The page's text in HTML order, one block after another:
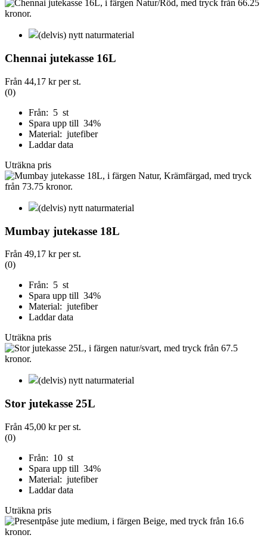
(delvis) nytt naturmaterial
Chennai jutekasse 16L
Från 44,17 krper st.
(0)
Från: 5 st
Spara upp till 34%
Material: jutefiber
Laddar data
Uträkna pris
(delvis) nytt naturmaterial
Mumbay jutekasse 18L
Från 49,17 krper st.
(0)
Från: 5 st
Spara upp till 34%
Material: jutefiber
Laddar data
Uträkna pris
(delvis) nytt naturmaterial
Stor jutekasse 25L
Från 45,00 krper st.
(0)
Från: 10 st
Spara upp till 34%
Material: jutefiber
Laddar data
Uträkna pris